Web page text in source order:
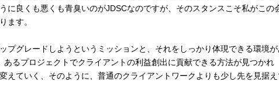
に良くも悪くも青臭いのがJDSCなのですが、そのスタンスこそ私がこの
ます。
プグレードしようというミッションと、それをしっかり体現できる環境が
るプロジェクトでクライアントの利益創出に貢献できる方法が見つかれ
えていく、そのように、普通のクライアントワークよりも少し先を見据え